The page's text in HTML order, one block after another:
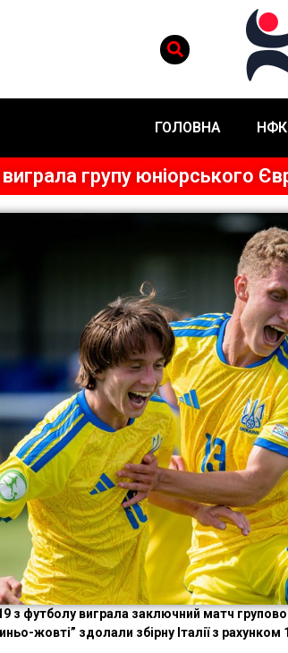
ГОЛОВНА
виграла групу юніорського
з футболу виграла заключний матч
жовті” здолали збірну Італії з рахунком